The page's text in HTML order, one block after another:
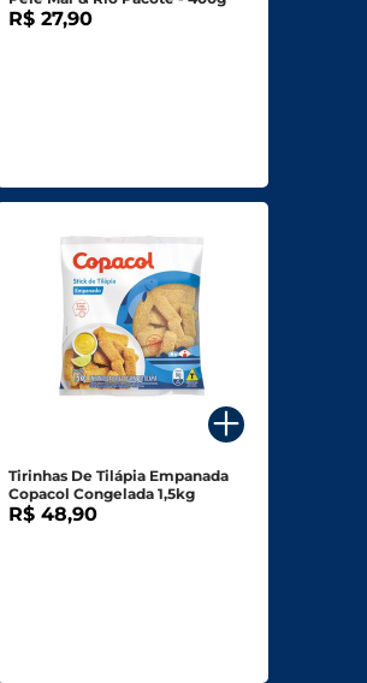
R$ 27,90
Tirinhas De Tilápia Empanada
Copacol Congelada 1,5kg
R$ 48,90